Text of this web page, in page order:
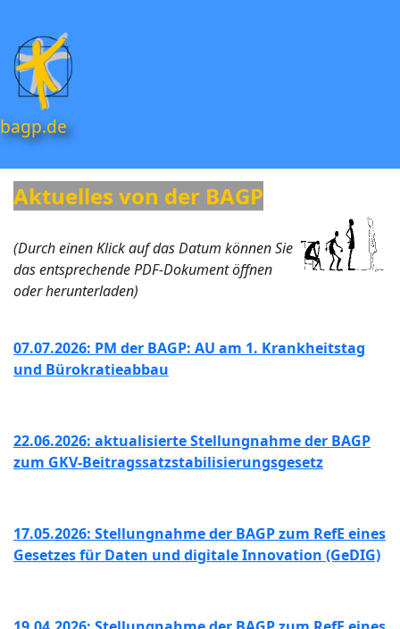
bagp.de
Aktuelles von der BAGP
(Durch einen Klick auf das Datum können Sie
das entsprechende PDF-Dokument öffnen
oder herunterladen)
07.07.2026: PM der BAGP: AU am 1. Krankheitstag
und Bürokratieabbau
22.06.2026: aktualisierte Stellungnahme der BAGP
zum GKV-Beitragssatzstabilisierungsgesetz
17.05.2026: Stellungnahme der BAGP zum RefE eines
Gesetzes für Daten und digitale Innovation (GeDIG)